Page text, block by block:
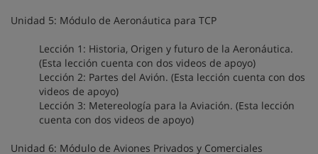
Unidad 5: Módulo de Aeronáutica para TCP
Lección 1: Historia, Origen y futuro de la Aeronáutica.
(Esta lección cuenta con dos videos de apoyo)
Lección 2: Partes del Avión. (Esta lección cuenta con dos
videos de apoyo)
Lección 3: Metereología para la Aviación. (Esta lección
cuenta con dos videos de apoyo)
Unidad 6: Módulo de Aviones Privados y Comerciales